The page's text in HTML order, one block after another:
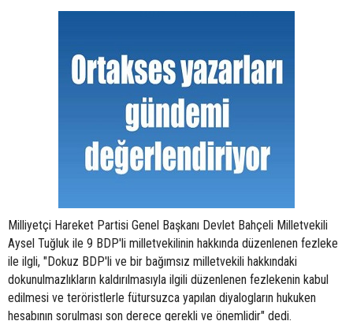
Milliyetçi Hareket Partisi Genel Başkanı Devlet Bahçeli Milletvekili
Aysel Tuğluk ile 9 BDP'li milletvekilinin hakkında düzenlenen fezleke
ile ilgli, "Dokuz BDP'li ve bir bağımsız milletvekili hakkındaki
dokunulmazlıkların kaldırılmasıyla ilgili düzenlenen fezlekenin kabul
edilmesi ve teröristlerle fütursuzca yapılan diyalogların hukuken
hesabının sorulması son derece gerekli ve önemlidir" dedi.